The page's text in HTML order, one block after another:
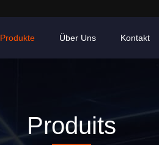
Produkte Über Uns Kontakt
Produits